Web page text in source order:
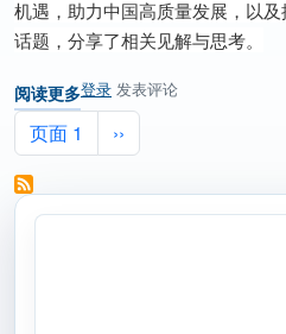
机遇，助力中国高质量发展，以
话题，分享了相关见解与思考。
阅读更多
关于 ABB运动控制事业部全球总裁
登录 发表评论
分页
页面 1 下一页
››